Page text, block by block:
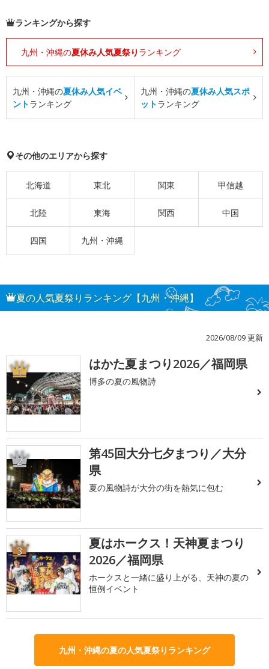
ランキングから探す
九州・沖縄の夏休み人気夏祭り ランキング
九州・沖縄の夏休み人気イベ
ントランキング
九州・沖縄の夏休み人気スポ
ットランキング
その他のエリアから探す
北海道 東北 関東 甲信越
北陸 東海 関西 中国
四国 九州・沖縄
夏の人気夏祭りランキング【九州・沖縄】
2026/08/09 更新
1 はかた夏まつり2026／福岡県
博多の夏の風物詩
2
第45回大分七夕まつり／大分
県
夏の風物詩が大分の街を熱気に包む
3
夏はホークス！天神夏まつり
2026／福岡県
ホークスと一緒に盛り上がる、天神の夏の
恒例イベント
九州・沖縄の夏の人気夏祭りランキング